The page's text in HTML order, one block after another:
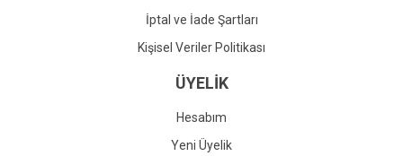
İptal ve İade Şartları
Kişisel Veriler Politikası
ÜYELİK
Hesabım
Yeni Üyelik